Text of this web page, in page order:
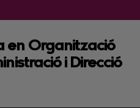
en Organització
i Direcció